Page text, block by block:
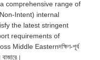
a comprehensive range of
Intent) internal
the latest stringent
requirements of
Middle Easternদক্ষিণ-পূর্ব